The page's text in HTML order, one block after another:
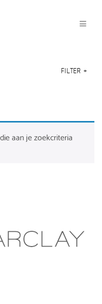
FILTER +
aan je zoekcriteria